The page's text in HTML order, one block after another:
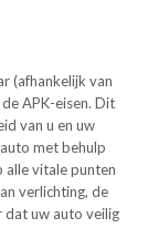
(afhankelijk van
APK-eisen. Dit
van u en uw
met behulp
alle vitale punten
verlichting, de
dat uw auto veilig